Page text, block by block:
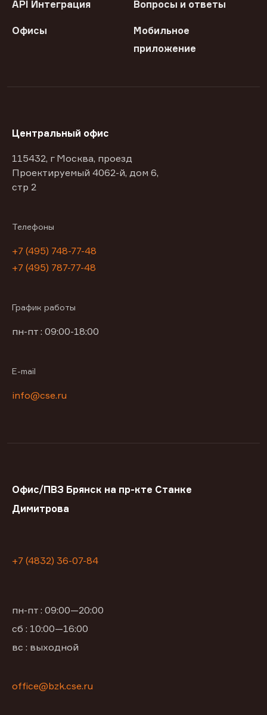
API Интеграция Вопросы и ответы
Офисы
Мобильное
приложение
Центральный офис
115432, г Москва, проезд
Проектируемый 4062-й, дом 6,
стр 2
Телефоны
+7 (495) 748-77-48
+7 (495) 787-77-48
График работы
пн-пт : 09:00-18:00
E-mail
info@cse.ru
Офис/ПВЗ Брянск на пр-кте Станке
Димитрова
+7 (4832) 36-07-84
пн-пт : 09:00—20:00
сб : 10:00—16:00
вс : выходной
office@bzk.cse.ru